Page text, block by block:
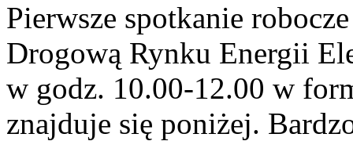
Pierwsze spotkanie
Drogową Rynku Energii
w godz. 10.00-12.00 w
znajduje się poniżej.